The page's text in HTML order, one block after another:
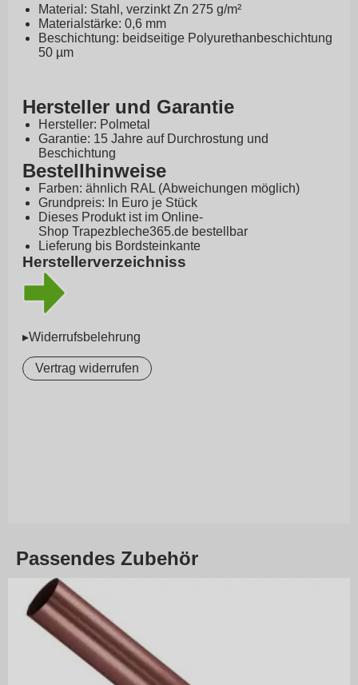
Material: Stahl, verzinkt Zn 275 g/m²
Materialstärke: 0,6 mm
Beschichtung: beidseitige Polyurethanbeschichtung
50 µm
Hersteller und Garantie
Hersteller: Polmetal
Garantie: 15 Jahre auf Durchrostung und
Beschichtung
Bestellhinweise
Farben: ähnlich RAL (Abweichungen möglich)
Grundpreis: In Euro je Stück
Dieses Produkt ist im Online-
Shop Trapezbleche365.de bestellbar
Lieferung bis Bordsteinkante
Herstellerverzeichniss
▸Widerrufsbelehrung
Vertrag widerrufen
Passendes Zubehör